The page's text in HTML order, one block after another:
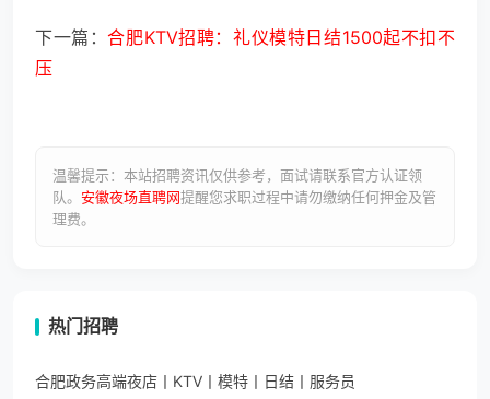
下一篇：合肥KTV招聘：礼仪模特日结1500起不扣不
压
温馨提示：本站招聘资讯仅供参考，面试请联系官方认证领
队。 安徽夜场直聘网提醒您求职过程中请勿缴纳任何押金及管
理费。
热门招聘
合肥政务高端夜店丨KTV丨模特丨日结丨服务员